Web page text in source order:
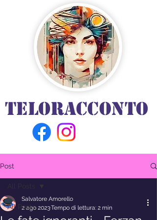
TELORACCONTO
Post
All Posts
Salvatore Amorello
2 ago 2023Tempo di lettura: 2 min